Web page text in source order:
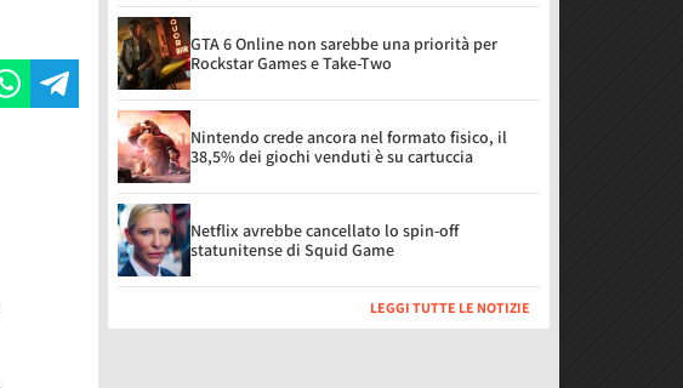
GTA 6 Online non sarebbe una priorità per
Rockstar Games e Take-Two
Nintendo crede ancora nel formato fisico, il
38,5% dei giochi venduti è su cartuccia
Netflix avrebbe cancellato lo spin-off
statunitense di Squid Game
LEGGI TUTTE LE NOTIZIE